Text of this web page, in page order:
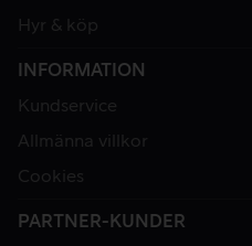
Hyr & köp
INFORMATION
Kundservice
Allmänna villkor
Cookies
PARTNER-KUNDER